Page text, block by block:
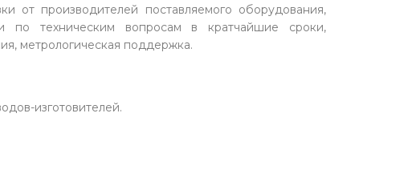
от производителей поставляемого оборудования,
по техническим вопросам в кратчайшие сроки,
метрологическая поддержка.
изготовителей.